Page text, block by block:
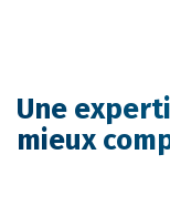
Une
mieux